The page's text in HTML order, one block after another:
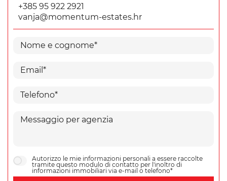
+385 95 922 2921
vanja@momentum-estates.hr
Autorizzo le mie informazioni personali a essere raccolte
tramite questo modulo di contatto per l'inoltro di
informazioni immobiliari via e-mail o telefono*